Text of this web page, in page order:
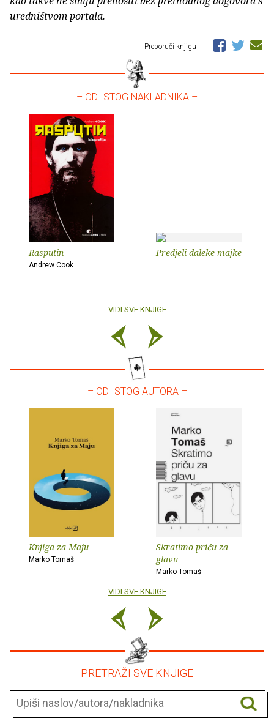
uredništvom portala.
Preporuči knjigu
– OD ISTOG NAKLADNIKA –
Rasputin
Andrew Cook
Predjeli daleke majke
VIDI SVE KNJIGE
– OD ISTOG AUTORA –
Knjiga za Maju
Marko Tomaš
Skratimo priču za
glavu
Marko Tomaš
VIDI SVE KNJIGE
– PRETRAŽI SVE KNJIGE –